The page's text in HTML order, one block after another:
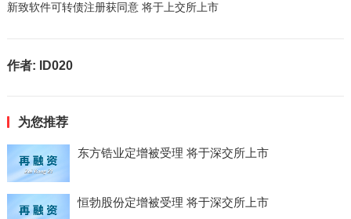
新致软件可转债注册获同意 将于上交所上市
作者: ID020
为您推荐
东方锆业定增被受理 将于深交所上市
恒勃股份定增被受理 将于深交所上市